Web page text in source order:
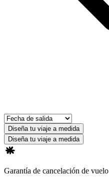
Diseña tu viaje a medida
Diseña tu viaje a medida
Garantía de cancelación de vuelo